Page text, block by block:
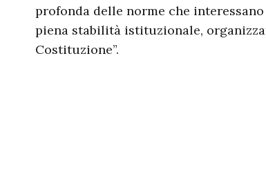
profonda delle norme che
piena stabilità istituzionale,
Costituzione”.